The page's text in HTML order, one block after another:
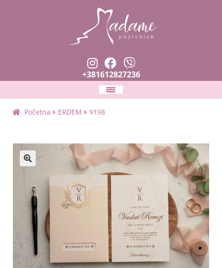
+381612827236
Naslovna
child
Zahvalnice i prskalice
Planer venčanja
Tekstovi i fontovi
child
menu
Blog
Kontakt
Početna ERDEM 9198
🔍